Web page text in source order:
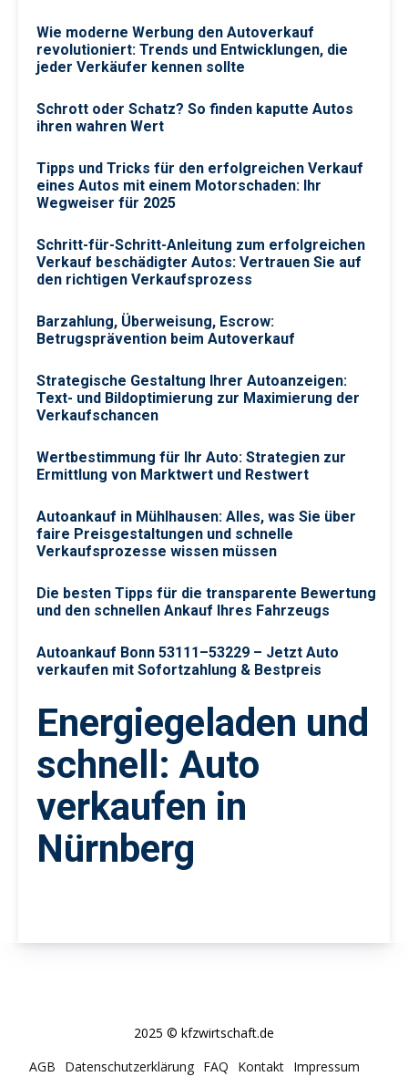
Wie moderne Werbung den Autoverkauf
revolutioniert: Trends und Entwicklungen, die
jeder Verkäufer kennen sollte
Schrott oder Schatz? So finden kaputte Autos
ihren wahren Wert
Tipps und Tricks für den erfolgreichen Verkauf
eines Autos mit einem Motorschaden: Ihr
Wegweiser für 2025
Schritt-für-Schritt-Anleitung zum erfolgreichen
Verkauf beschädigter Autos: Vertrauen Sie auf
den richtigen Verkaufsprozess
Barzahlung, Überweisung, Escrow:
Betrugsprävention beim Autoverkauf
Strategische Gestaltung Ihrer Autoanzeigen:
Text- und Bildoptimierung zur Maximierung der
Verkaufschancen
Wertbestimmung für Ihr Auto: Strategien zur
Ermittlung von Marktwert und Restwert
Autoankauf in Mühlhausen: Alles, was Sie über
faire Preisgestaltungen und schnelle
Verkaufsprozesse wissen müssen
Die besten Tipps für die transparente Bewertung
und den schnellen Ankauf Ihres Fahrzeugs
Autoankauf Bonn 53111–53229 – Jetzt Auto
verkaufen mit Sofortzahlung & Bestpreis
Energiegeladen und
schnell: Auto
verkaufen in
Nürnberg
2025 © kfzwirtschaft.de
AGB
Datenschutzerklärung FAQ Kontakt Impressum